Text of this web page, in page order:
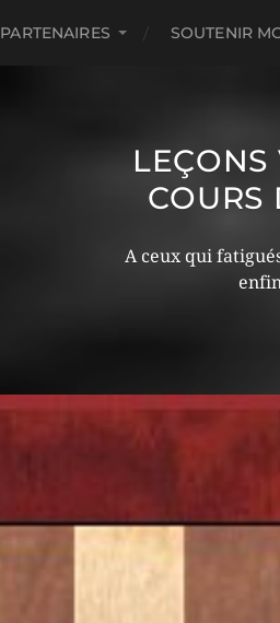
PARTENAIRES SOUTENIR
LEÇONS
COURS
A ceux qui